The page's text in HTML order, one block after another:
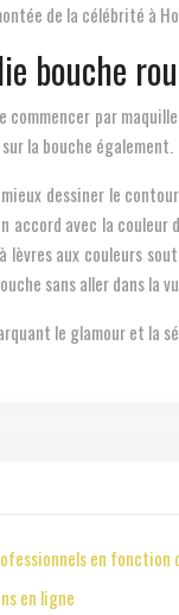
de la célébrité à
bouche
par
la bouche également.
dessiner le
avec la
lèvres aux couleurs
sans aller dans la
le glamour et la
en fonction
en ligne